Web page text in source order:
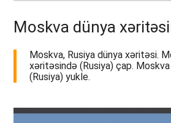
Moskva dünya
Moskva, Rusiya dünya xəritəsi.
xəritəsində (Rusiya) çap.
(Rusiya) yukle.